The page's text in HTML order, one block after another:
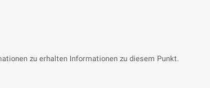
zu erhalten Informationen zu diesem Punkt.